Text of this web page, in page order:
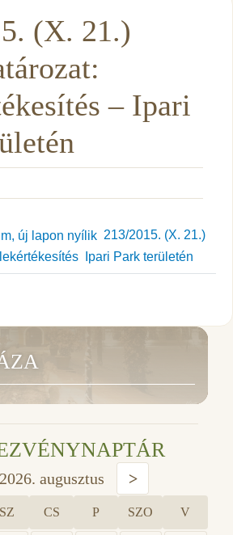
(X. 21.)
– Ipari
213/2015. (X. 21.)
 Ipari Park területén
2026. augusztus >
SZ CS P SZO V